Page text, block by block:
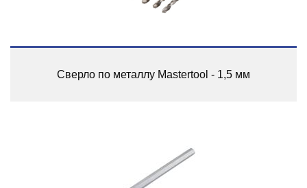
Сверло по металлу Mastertool - 1,5 мм